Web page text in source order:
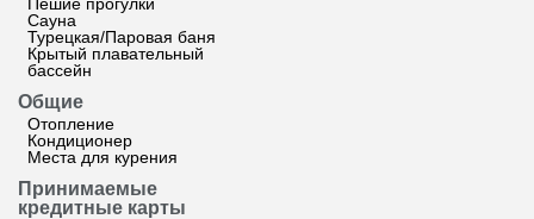
Сауна
Турецкая/Паровая баня
Крытый плавательный
бассейн
Общие
Отопление
Кондиционер
Места для курения
Принимаемые
кредитные карты